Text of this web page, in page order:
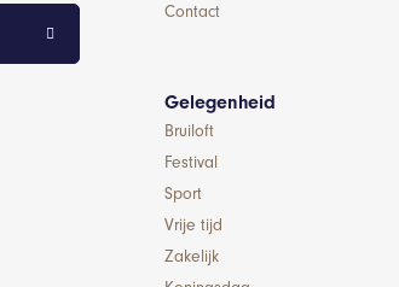
Contact
Gelegenheid
Bruiloft
Festival
Sport
Vrije tijd
Zakelijk